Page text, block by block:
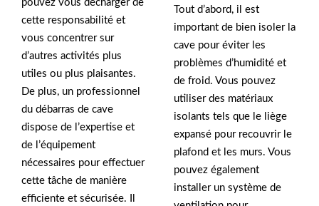
pouvez vous décharger de
cette responsabilité et
vous concentrer sur
d’autres activités plus
utiles ou plus plaisantes.
De plus, un professionnel
du débarras de cave
dispose de l’expertise et
de l’équipement
nécessaires pour effectuer
cette tâche de manière
efficiente et sécurisée. Il
Tout d’abord, il est
important de bien isoler la
cave pour éviter les
problèmes d’humidité et
de froid. Vous pouvez
utiliser des matériaux
isolants tels que le liège
expansé pour recouvrir le
plafond et les murs. Vous
pouvez également
installer un système de